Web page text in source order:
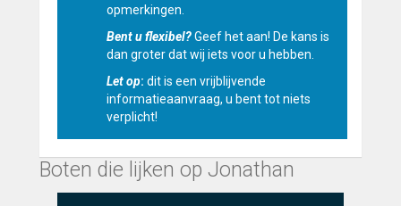
opmerkingen.
Bent u flexibel?Geef het aan! De kans is
dan groter dat wij iets voor u hebben.
Let op: dit is een vrijblijvende
informatieaanvraag, u bent tot niets
verplicht!
Boten die lijken op Jonathan